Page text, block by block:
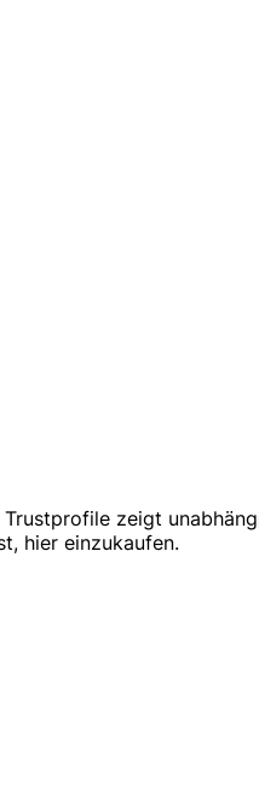
zeigt
hier einzukaufen.